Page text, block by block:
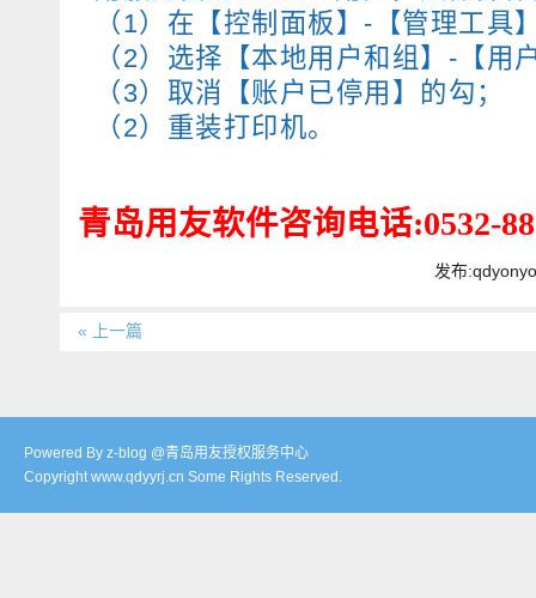
（1）在【控制面板】-【管理工具
（2）选择【本地用户和组】-【用
（3）取消【账户已停用】的勾；
（2）重装打印机。
青岛用友软件咨询电话:0532-
发布
« 上一篇
Powered By z-blog @青岛用友授权服务中心
Copyright www.qdyyrj.cn Some Rights Reserved.